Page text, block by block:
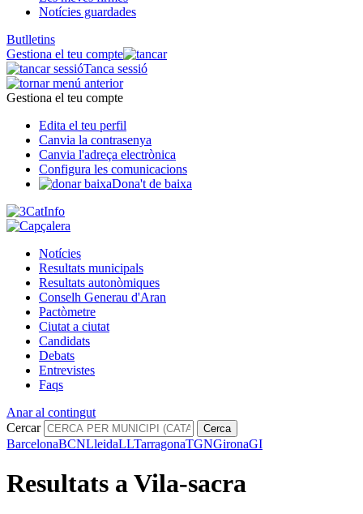
Notícies guardades
Butlletins
Gestiona el teu compte
Tanca sessió
Gestiona el teu compte
Edita el teu perfil
Canvia la contrasenya
Canvia l'adreça electrònica
Configura les comunicacions
Dona't de baixa
Notícies
Resultats municipals
Resultats autonòmiques
Conselh Generau d'Aran
Pactòmetre
Ciutat a ciutat
Candidats
Debats
Entrevistes
Faqs
Anar al contingut
Cercar
Cerca
BarcelonaBCNLleidaLLTarragonaTGNGironaGI
Resultats a Vila-sacra